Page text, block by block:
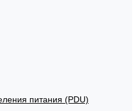
питания (PDU)